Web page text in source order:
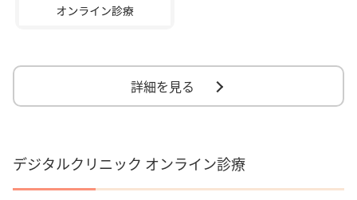
詳細を見る
デジタルクリニック オンライン診療